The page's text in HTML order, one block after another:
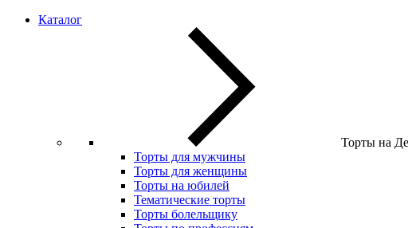
Каталог
Торты на
Торты для мужчины
Торты для женщины
Торты на юбилей
Тематические торты
Торты болельщику